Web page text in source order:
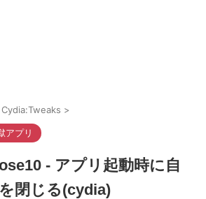
Cydia:Tweaks >
アプリ
- アプリ起動時に自
閉じる(cydia)